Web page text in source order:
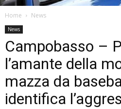
Home News
News
Campobasso –
l’amante della
mazza da
identifica